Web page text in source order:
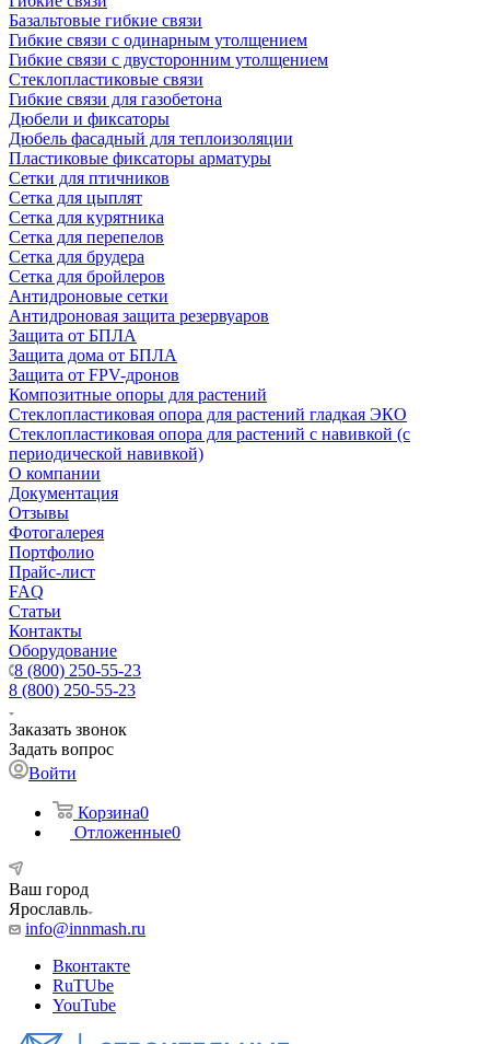
Базальтовые гибкие связи
Гибкие связи с одинарным утолщением
Гибкие связи с двусторонним утолщением
Стеклопластиковые связи
Гибкие связи для газобетона
Дюбели и фиксаторы
Дюбель фасадный для теплоизоляции
Пластиковые фиксаторы арматуры
Сетки для птичников
Сетка для цыплят
Сетка для курятника
Сетка для перепелов
Сетка для брудера
Сетка для бройлеров
Антидроновые сетки
Антидроновая защита резервуаров
Защита от БПЛА
Защита дома от БПЛА
Защита от FPV-дронов
Композитные опоры для растений
Стеклопластиковая опора для растений гладкая ЭКО
Стеклопластиковая опора для растений с навивкой (с
периодической навивкой)
О компании
Документация
Отзывы
Фотогалерея
Портфолио
Прайс-лист
FAQ
Статьи
Контакты
Оборудование
8 (800) 250-55-23
8 (800) 250-55-23
Заказать звонок
Задать вопрос
Войти
Корзина0
Отложенные0
Ваш город
Ярославль
info@innmash.ru
Вконтакте
RuTUbe
YouTube